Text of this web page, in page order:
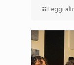
Leggi